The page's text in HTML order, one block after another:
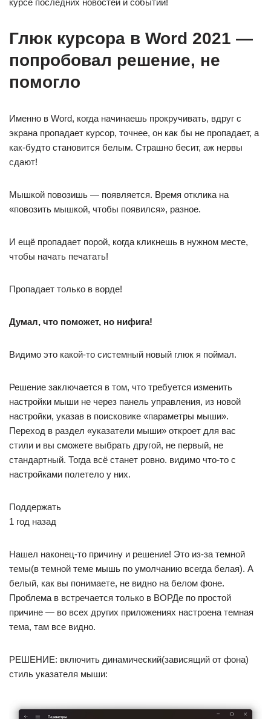
курсе последних новостей и событий!
Глюк курсора в Word 2021 —
попробовал решение, не
помогло ⁠ ⁠
Именно в Word, когда начинаешь прокручивать, вдруг с
экрана пропадает курсор, точнее, он как бы не пропадает, а
как-будто становится белым. Страшно бесит, аж нервы
сдают!
Мышкой повозишь — появляется. Время отклика на
«повозить мышкой, чтобы появился», разное.
И ещё пропадает порой, когда кликнешь в нужном месте,
чтобы начать печатать!
Пропадает только в ворде!
Думал, что поможет, но нифига!
Видимо это какой-то системный новый глюк я поймал.
Решение заключается в том, что требуется изменить
настройки мыши не через панель управления, из новой
настройки, указав в поисковике «параметры мыши».
Переход в раздел «указатели мыши» откроет для вас
стили и вы сможете выбрать другой, не первый, не
стандартный. Тогда всё станет ровно. видимо что-то с
настройками полетело у них.
Поддержать
1 год назад
Нашел наконец-то причину и решение! Это из-за темной
темы(в темной теме мышь по умолчанию всегда белая). А
белый, как вы понимаете, не видно на белом фоне.
Проблема в встречается только в ВОРДе по простой
причине — во всех других приложениях настроена темная
тема, там все видно.
РЕШЕНИЕ: включить динамический(зависящий от фона)
стиль указателя мыши: